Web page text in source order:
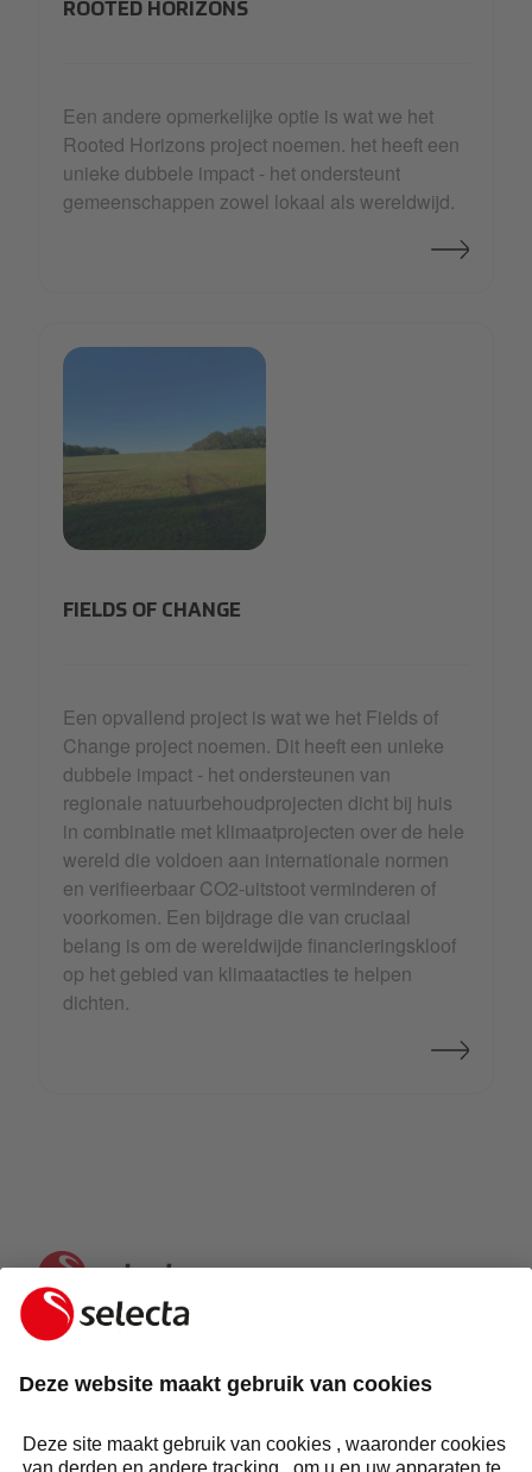
ROOTED HORIZONS
Een andere opmerkelijke optie is wat we het
Rooted Horizons project noemen. het heeft een
unieke dubbele impact - het ondersteunt
gemeenschappen zowel lokaal als wereldwijd.
FIELDS OF CHANGE
Een opvallend project is wat we het Fields of
Change project noemen. Dit heeft een unieke
dubbele impact - het ondersteunen van
regionale natuurbehoudprojecten dicht bij huis
in combinatie met klimaatprojecten over de hele
wereld die voldoen aan internationale normen
en verifieerbaar CO2-uitstoot verminderen of
voorkomen. Een bijdrage die van cruciaal
belang is om de wereldwijde financieringskloof
op het gebied van klimaatacties te helpen
dichten.
GRATIS OFFERTE:
STEL UW VRAAG